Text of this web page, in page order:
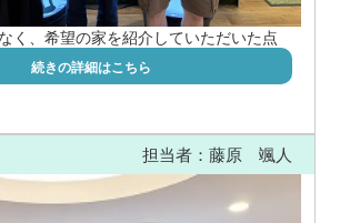
く、希望の家を紹介していただいた点
続きの詳細はこちら
担当者：藤原 颯人